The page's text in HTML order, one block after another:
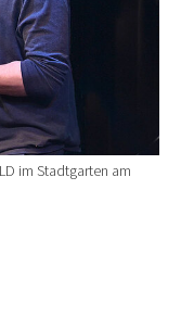
im Stadtgarten am